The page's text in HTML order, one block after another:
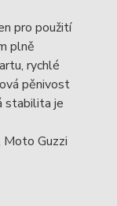
pro použití
plně
rychlé
pěnivost
stabilita je
Guzzi